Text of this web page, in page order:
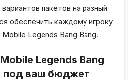
пакетов на разный
обеспечить каждому игроку
Legends Bang Bang.
Legends Bang
под ваш бюджет